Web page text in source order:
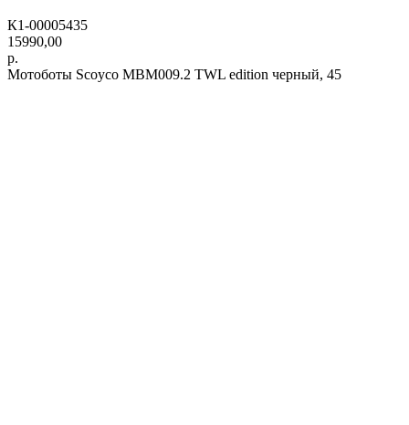
К1-00005435
15990,00
р.
Мотоботы Scoyco MBM009.2 TWL edition черный, 45